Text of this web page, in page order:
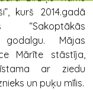
kurš 2014.gadā
“Sakoptākās
godalgu. Mājas
Mārīte stāstīja,
ar ziedu
un puķu mīlis.